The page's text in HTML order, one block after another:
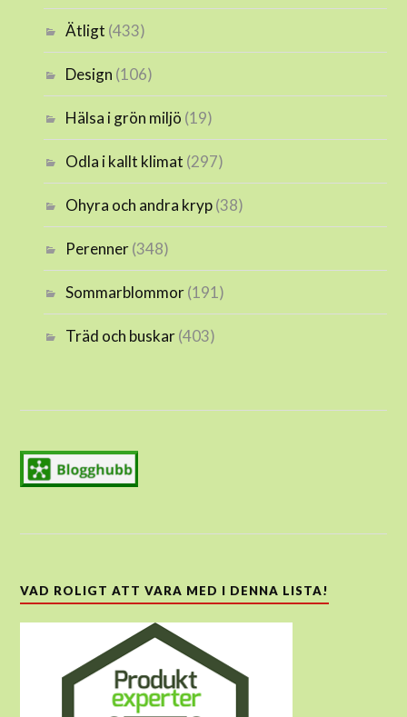
Ätligt (433)
Design (106)
Hälsa i grön miljö (19)
Odla i kallt klimat (297)
Ohyra och andra kryp(38)
Perenner(348)
Sommarblommor(191)
Träd och buskar(403)
VAD ROLIGT ATT VARA MED I DENNA LISTA!